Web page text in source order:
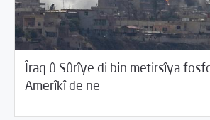
Îraq û Sûrîye di bin metirsîya
Amerîkî de ne
14/2017 Rewangeha Binpêkirinan